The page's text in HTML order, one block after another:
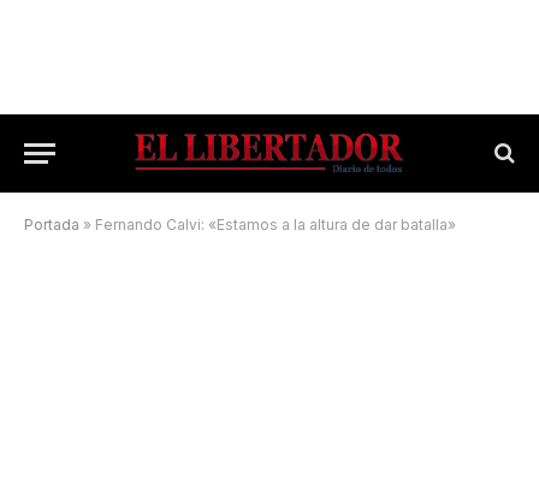
Portada » Fernando Calvi: «Estamos a la altura de dar batalla»